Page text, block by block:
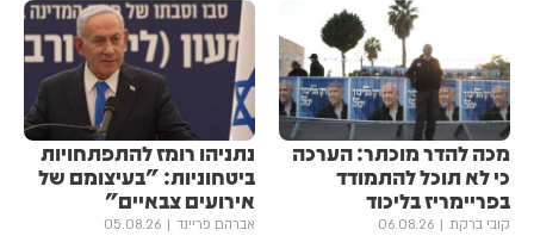
מכה להדר מוכתר: הערכה
כי לא תוכל להתמודד
בפריימריז בליכוד
קובי ברקת 06.08.26
נתניהו רומז להתפתחויות
ביטחוניות: "בעיצומם של
אירועים צבאיים"
אברהם פריינד 05.08.26